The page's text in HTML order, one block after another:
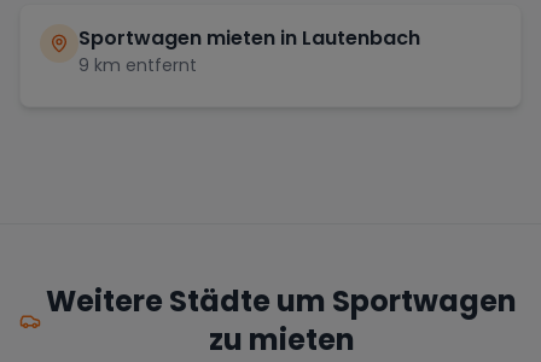
Sportwagen mieten in Lautenbach
9 km entfernt
Weitere Städte um Sportwagen
zu mieten